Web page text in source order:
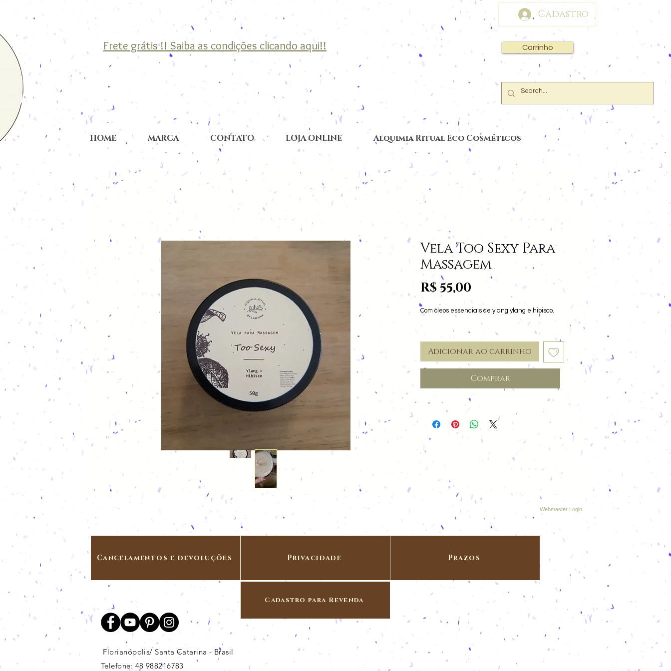
Frete grátis !! Saiba as condições clicando aqui!!
Cadastro
Carrinho
HOME MARCA CONTATO LOJA ONLINE Alquimia Ritual Eco Cosméticos
Vela Too Sexy Para
Massagem
R$ 55,00
Com óleos essenciais de ylang ylang e hibisco.
Adicionar ao carrinho
Comprar
Webmaster Login
Cancelamentos e devoluções Privacidade Prazos
Cadastro para Revenda
Florianópolis/ Santa Catarina - Brasil
Telefone: 48 988216783